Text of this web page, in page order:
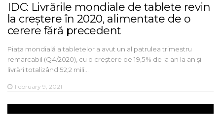
IDC: Livrările mondiale de tablete revin
la creștere în 2020, alimentate de o
cerere fără precedent
Piața mondială a tabletelor a avut un al patrulea trimestru
remarcabil (Q4/2020), cu o creștere de 19,5% de la an la an și
livrări totalizând 52,2 mili…
February 9, 2021